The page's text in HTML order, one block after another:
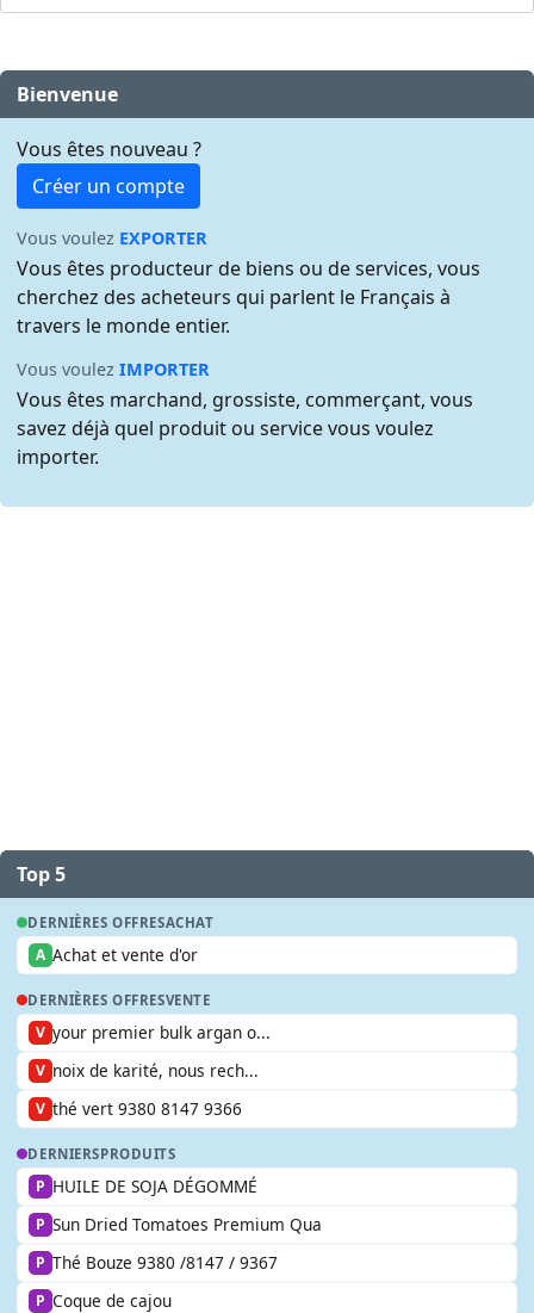
Bienvenue
Vous êtes nouveau ?
Créer un compte
Vous voulez EXPORTER
Vous êtes producteur de biens ou de services, vous
cherchez des acheteurs qui parlent le Français à
travers le monde entier.
Vous voulezIMPORTER
Vous êtes marchand, grossiste, commerçant, vous
savez déjà quel produit ou service vous voulez
importer.
Top 5
DERNIÈRES OFFRESACHAT
A Achat et vente d'or
DERNIÈRES OFFRESVENTE
V your premier bulk argan o...
V noix de karité, nous rech...
V thé vert 9380 8147 9366
DERNIERSPRODUITS
P HUILE DE SOJA DÉGOMMÉ
P Sun Dried Tomatoes Premium Qua
P Thé Bouze 9380 /8147 / 9367
P Coque de cajou